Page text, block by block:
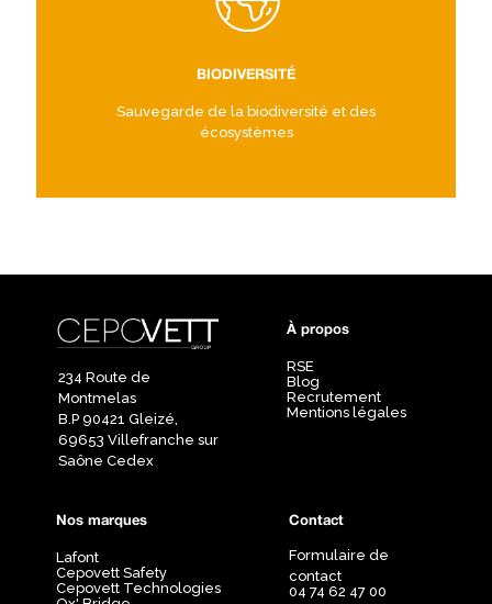
BIODIVERSITÉ
Sauvegarde de la biodiversité et des
écosystèmes
234 Route de
Montmelas
B.P 90421 Gleizé,
69653 Villefranche sur
Saône Cedex
À propos
RSE
Blog
Recrutement
Mentions légales
Nos marques
Lafont
Cepovett Safety
Cepovett Technologies
Contact
Formulaire de
contact
04 74 62 47 00